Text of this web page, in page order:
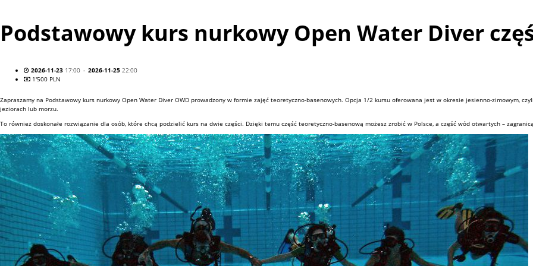
Podstawowy kurs nurkowy Open Water Diver
2026-11-23 17:00 - 2026-11-25 22:00
1'500 PLN
Zapraszamy na Podstawowy kurs nurkowy Open Water Diver OWD prowadzony w formie zajęć teoretyczno-basenowych. Opcja 1/2 kursu oferowana jest w okresie jesienno-zimowym,
jeziorach lub morzu.
To również doskonałe rozwiązanie dla osób, które chcą podzielić kurs na dwie części. Dzięki temu część teoretyczno-basenową możesz zrobić w Polsce, a część wód otwartych –